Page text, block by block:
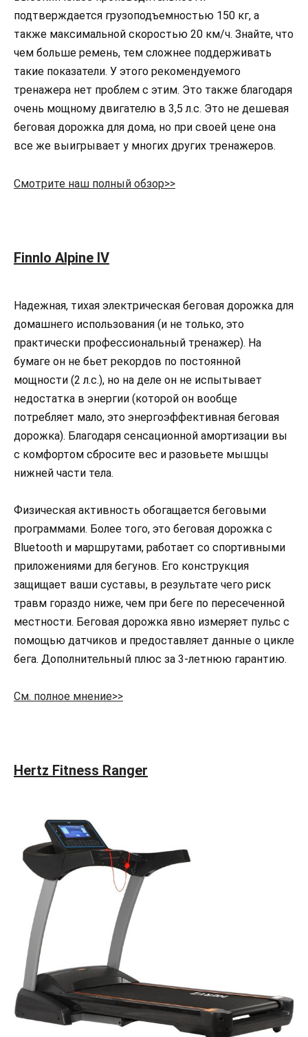
подтверждается грузоподъемностью 150 кг, а
также максимальной скоростью 20 км/ч. Знайте, что
чем больше ремень, тем сложнее поддерживать
такие показатели. У этого рекомендуемого
тренажера нет проблем с этим. Это также благодаря
очень мощному двигателю в 3,5 л.с. Это не дешевая
беговая дорожка для дома, но при своей цене она
все же выигрывает у многих других тренажеров.
Смотрите наш полный обзор>>
Finnlo Alpine IV
Надежная, тихая электрическая беговая дорожка для
домашнего использования (и не только, это
практически профессиональный тренажер). На
бумаге он не бьет рекордов по постоянной
мощности (2 л.с.), но на деле он не испытывает
недостатка в энергии (которой он вообще
потребляет мало, это энергоэффективная беговая
дорожка). Благодаря сенсационной амортизации вы
с комфортом сбросите вес и разовьете мышцы
нижней части тела.
Физическая активность обогащается беговыми
программами. Более того, это беговая дорожка с
Bluetooth и маршрутами, работает со спортивными
приложениями для бегунов. Его конструкция
защищает ваши суставы, в результате чего риск
травм гораздо ниже, чем при беге по пересеченной
местности. Беговая дорожка явно измеряет пульс с
помощью датчиков и предоставляет данные о цикле
бега. Дополнительный плюс за 3-летнюю гарантию.
См. полное мнение>>
Hertz Fitness Ranger